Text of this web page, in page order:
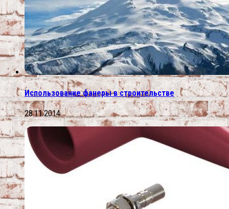
Использование фанеры в строительстве
28.11.2014